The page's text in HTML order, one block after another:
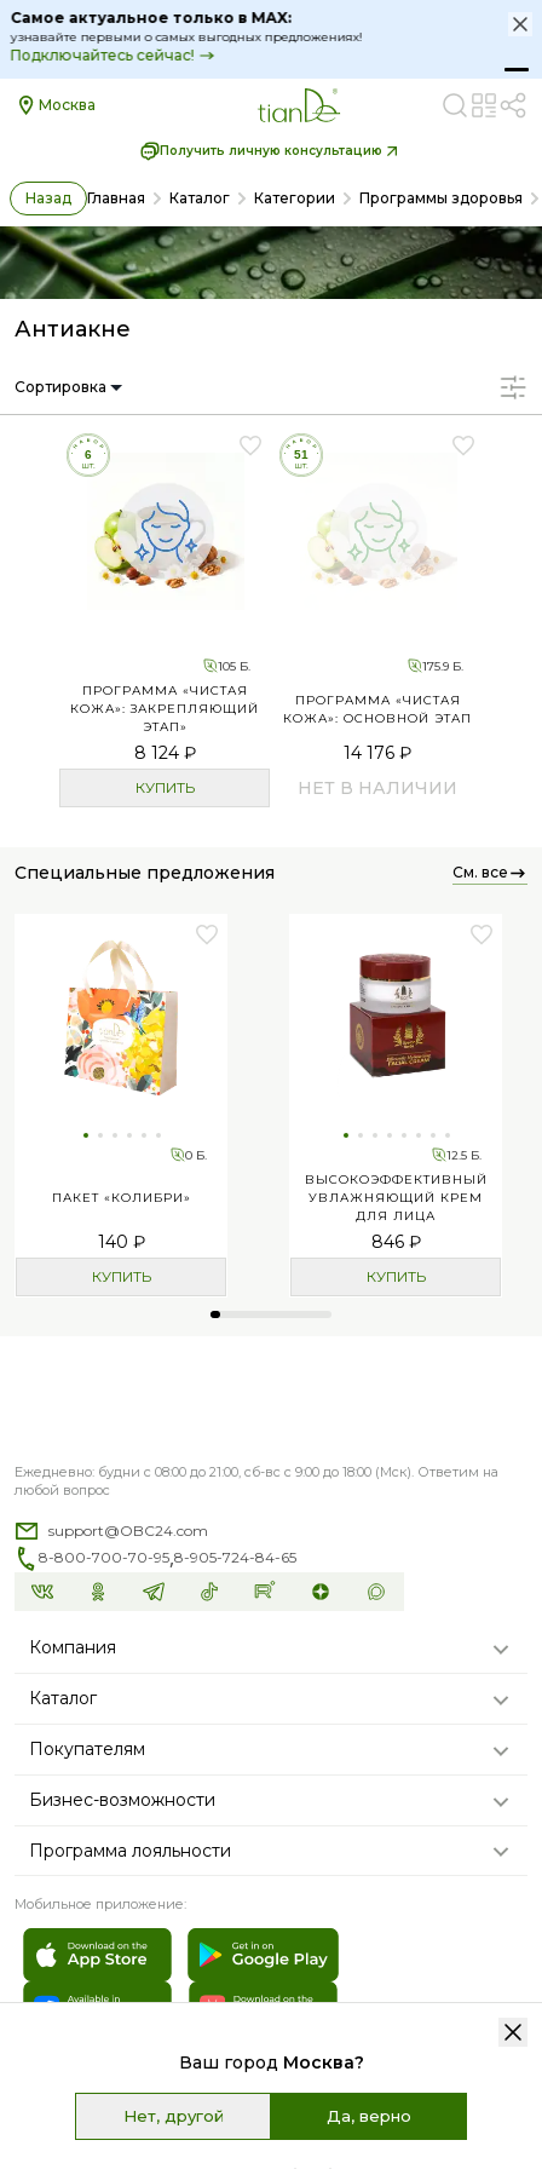
Самое актуальное только в MAX:
узнавайте первыми о самых выгодных предложениях!
Подключайтесь сейчас!
Москва
Получить личную консультацию
Ваш город Москва?
Нет, другой Да, верно
Назад Главная Каталог Категории Программы здоровья
Антиакне
Сортировка
105 Б.
ПРОГРАММА «ЧИСТАЯ
КОЖА»: ЗАКРЕПЛЯЮЩИЙ
ЭТАП»
8 124 ₽
КУПИТЬ
175.9 Б.
ПРОГРАММА «ЧИСТАЯ
КОЖА»: ОСНОВНОЙ ЭТАП
14 176 ₽
НЕТ В НАЛИЧИИ
специальные предложения см. все
0 Б.
ПАКЕТ «КОЛИБРИ»
140 ₽
КУПИТЬ
12.5 Б.
ВЫСОКОЭФФЕКТИВНЫЙ
УВЛАЖНЯЮЩИЙ КРЕМ
ДЛЯ ЛИЦА
846 ₽
КУПИТЬ
Ежедневно: будни с 08:00 до 21:00, сб-вс с 9:00 до 18:00 (Мск). Ответим на
любой вопрос
support@OBC24.com
8-800-700-70-95,8-905-724-84-65
Компания
Каталог
Покупателям
Бизнес-возможности
Программа лояльности
Мобильное приложение:
материалы:Freepik.com
Пользовательское соглашение